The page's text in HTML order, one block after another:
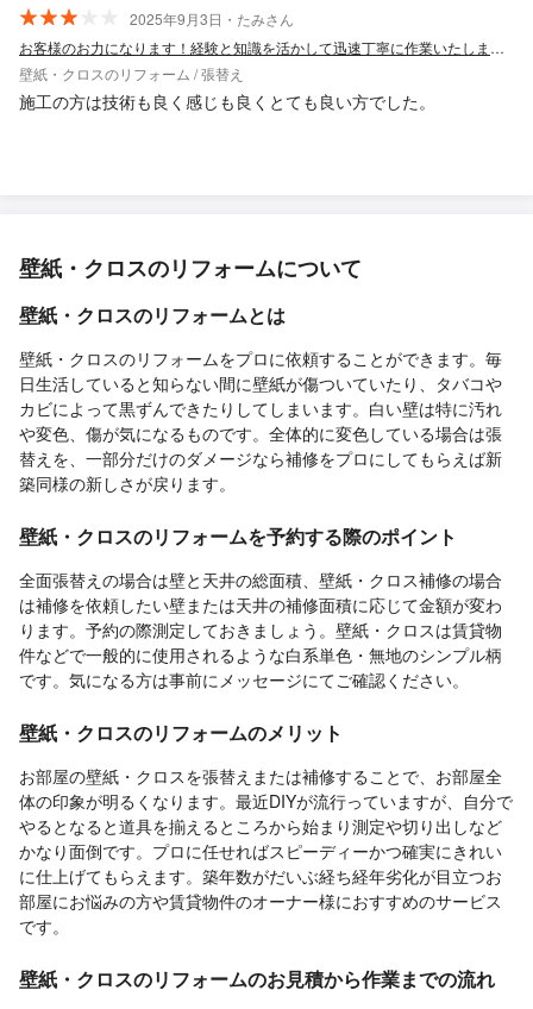
2025年9月3日・たみさん
お客様のお力になります！経験と知識を活かして迅速丁寧に作業いたします！
壁紙・クロスのリフォーム / 張替え
施工の方は技術も良く感じも良くとても良い方でした。
壁紙・クロスのリフォームについて
壁紙・クロスのリフォームとは
壁紙・クロスのリフォームをプロに依頼することができます。毎
日生活していると知らない間に壁紙が傷ついていたり、タバコや
カビによって黒ずんできたりしてしまいます。白い壁は特に汚れ
や変色、傷が気になるものです。全体的に変色している場合は張
替えを、一部分だけのダメージなら補修をプロにしてもらえば新
築同様の新しさが戻ります。
壁紙・クロスのリフォームを予約する際のポイント
全面張替えの場合は壁と天井の総面積、壁紙・クロス補修の場合
は補修を依頼したい壁または天井の補修面積に応じて金額が変わ
ります。予約の際測定しておきましょう。壁紙・クロスは賃貸物
件などで一般的に使用されるような白系単色・無地のシンプル柄
です。気になる方は事前にメッセージにてご確認ください。
壁紙・クロスのリフォームのメリット
お部屋の壁紙・クロスを張替えまたは補修することで、お部屋全
体の印象が明るくなります。最近DIYが流行っていますが、自分で
やるとなると道具を揃えるところから始まり測定や切り出しなど
かなり面倒です。プロに任せればスピーディーかつ確実にきれい
に仕上げてもらえます。築年数がだいぶ経ち経年劣化が目立つお
部屋にお悩みの方や賃貸物件のオーナー様におすすめのサービス
です。
壁紙・クロスのリフォームのお見積から作業までの流れ